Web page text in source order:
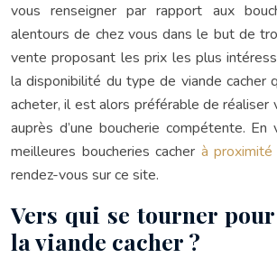
vous renseigner par rapport aux
alentours de chez vous dans le but de
vente proposant les prix les plus
la disponibilité du type de viande cacher
acheter, il est alors préférable de réaliser
auprès d’une boucherie compétente. En
meilleures boucheries cacher à proximité
rendez-vous sur ce site.
Vers qui se tourner
la viande cacher ?